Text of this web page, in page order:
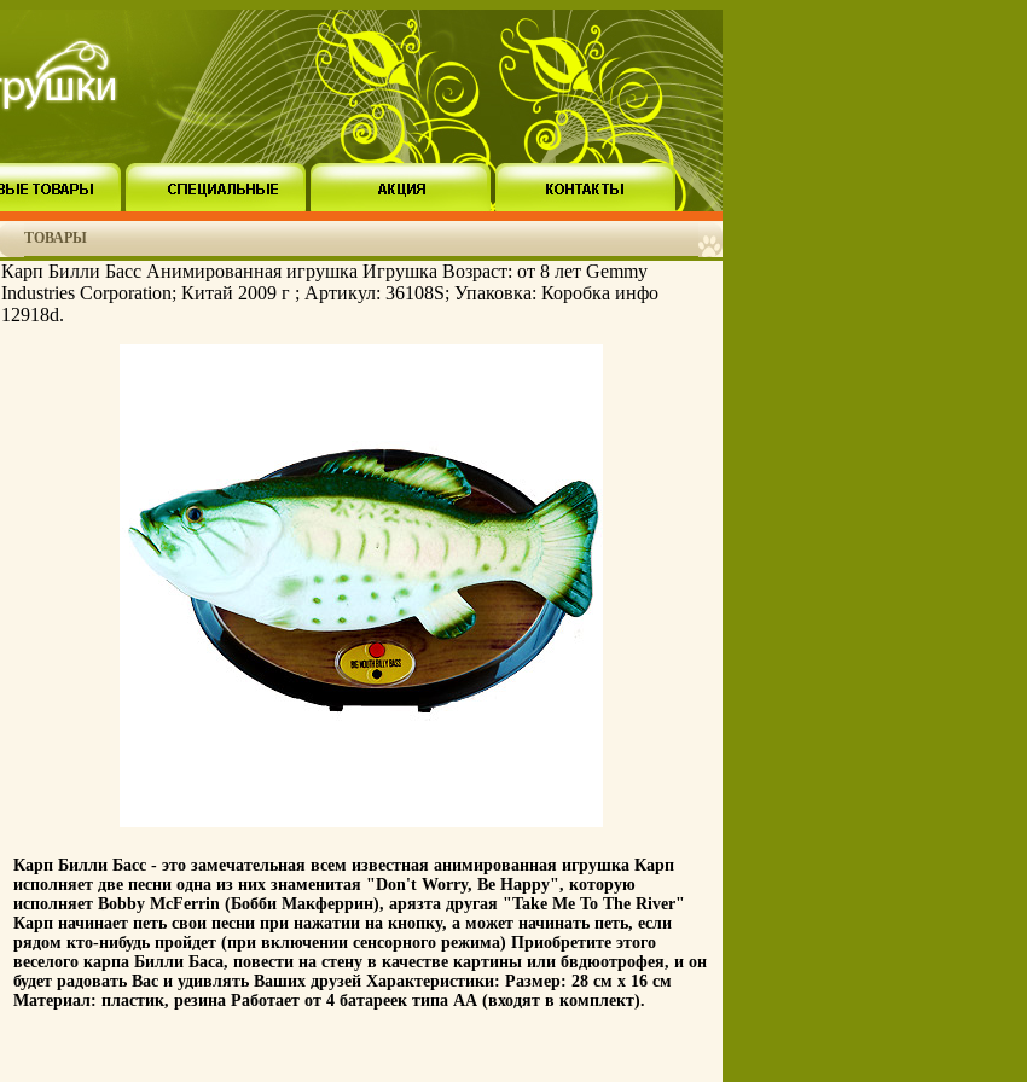
ТОВАРЫ
Карп Билли Басс Анимированная игрушка Игрушка Возраст: от 8 лет Gemmy
Industries Corporation; Китай 2009 г ; Артикул: 36108S; Упаковка: Коробка инфо
12918d.
Карп Билли Басс - это замечательная всем известная анимированная игрушка Карп
исполняет две песни одна из них знаменитая "Don't Worry, Be Happy", которую
исполняет Bobby McFerrin (Бобби Макферрин), арязта другая "Take Me To The River"
Карп начинает петь свои песни при нажатии на кнопку, а может начинать петь, если
рядом кто-нибудь пройдет (при включении сенсорного режима) Приобретите этого
веселого карпа Билли Баса, повести на стену в качестве картины или бвдюотрофея, и он
будет радовать Вас и удивлять Ваших друзей Характеристики: Размер: 28 см х 16 см
Материал: пластик, резина Работает от 4 батареек типа АА (входят в комплект).